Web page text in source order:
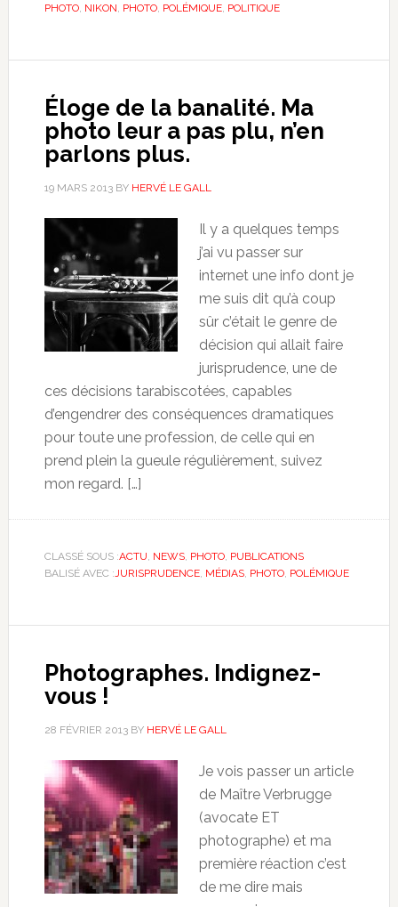
PHOTO, NIKON PHOTO, POLÉMIQUE, POLITIQUE
Éloge de la banalité. Ma
photo leur a pas plu, n’en
parlons plus.
19 MARS 2013BY HERVÉ LE GALL
Il y a quelques temps
j’ai vu passer sur
internet une info dont je
me suis dit qu’à coup
sûr c’était le genre de
décision qui allait faire
jurisprudence, une de
ces décisions tarabiscotées, capables
d’engendrer des conséquences dramatiques
pour toute une profession, de celle qui en
prend plein la gueule régulièrement, suivez
mon regard. […]
CLASSÉ SOUS :ACTU NEWS, PHOTO, PUBLICATIONS
BALISÉ AVEC : JURISPRUDENCE, MÉDIAS, PHOTO, POLÉMIQUE
Photographes. Indignez-
vous !
28 FÉVRIER 2013BY HERVÉ LE GALL
Je vois passer un article
de Maître Verbrugge
(avocate ET
photographe) et ma
première réaction c’est
de me dire mais